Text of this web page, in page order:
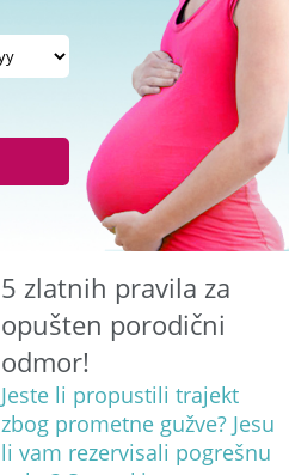
5 zlatnih pravila za
opušten porodični
odmor!
Jeste li propustili trajekt
zbog prometne gužve? Jesu
li vam rezervisali pogrešnu